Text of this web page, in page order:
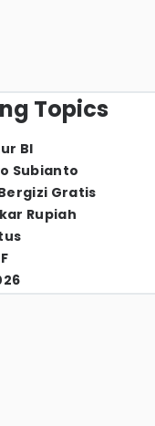
Topics
BI
Subianto
Gratis
Rupiah